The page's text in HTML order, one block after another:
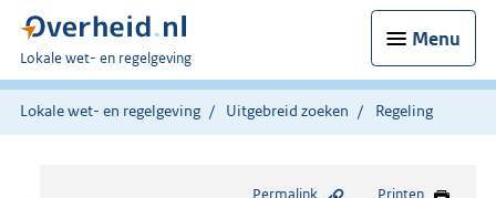
Menu
U
bent
hier:
Lokale wet- en regelgeving
Lokale wet- en regelgeving Uitgebreid zoeken Regeling